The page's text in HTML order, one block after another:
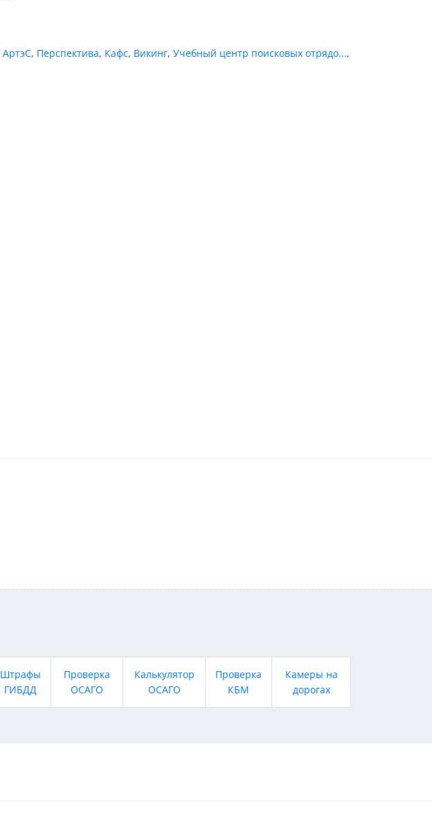
АртэС, Перспектива, Кафс, Викинг, Учебный центр поисковых отрядо...,
Штрафы
ГИБДД
Проверка
ОСАГО
Калькулятор
ОСАГО
Проверка
КБМ
Камеры на
дорогах